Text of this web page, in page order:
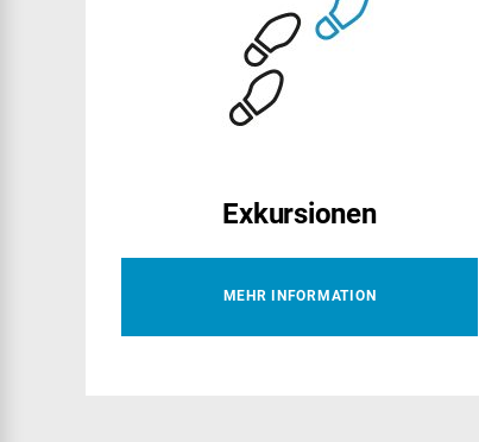
Exkursionen
MEHR INFORMATION